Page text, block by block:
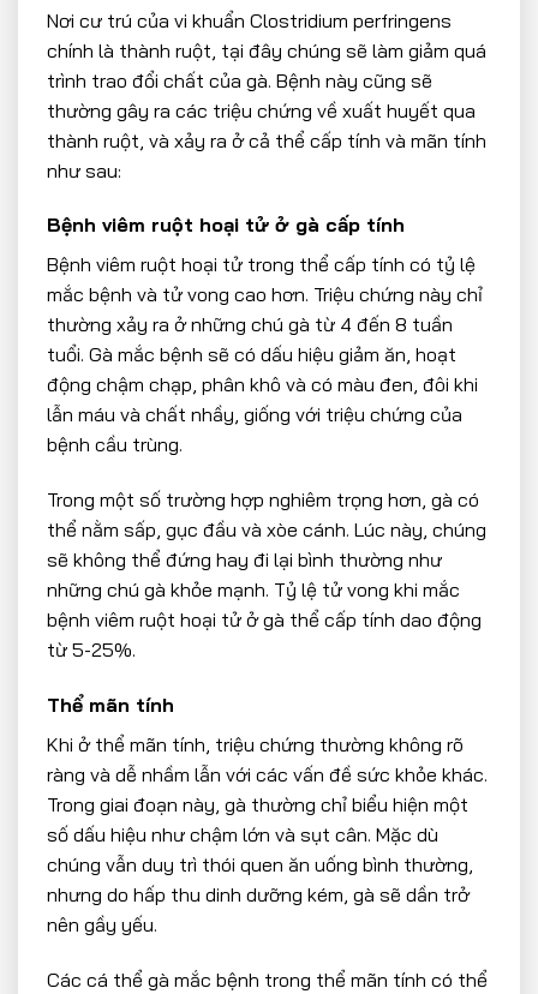
Nơi cư trú của vi khuẩn Clostridium perfringens
chính là thành ruột, tại đây chúng sẽ làm giảm quá
trình trao đổi chất của gà. Bệnh này cũng sẽ
thường gây ra các triệu chứng về xuất huyết qua
thành ruột, và xảy ra ở cả thể cấp tính và mãn tính
như sau:
Bệnh viêm ruột hoại tử ở gà cấp tính
Bệnh viêm ruột hoại tử trong thể cấp tính có tỷ lệ
mắc bệnh và tử vong cao hơn. Triệu chứng này chỉ
thường xảy ra ở những chú gà từ 4 đến 8 tuần
tuổi. Gà mắc bệnh sẽ có dấu hiệu giảm ăn, hoạt
động chậm chạp, phân khô và có màu đen, đôi khi
lẫn máu và chất nhầy, giống với triệu chứng của
bệnh cầu trùng.
Trong một số trường hợp nghiêm trọng hơn, gà có
thể nằm sấp, gục đầu và xòe cánh. Lúc này, chúng
sẽ không thể đứng hay đi lại bình thường như
những chú gà khỏe mạnh. Tỷ lệ tử vong khi mắc
bệnh viêm ruột hoại tử ở gà thể cấp tính dao động
từ 5-25%.
Thể mãn tính
Khi ở thể mãn tính, triệu chứng thường không rõ
ràng và dễ nhầm lẫn với các vấn đề sức khỏe khác.
Trong giai đoạn này, gà thường chỉ biểu hiện một
số dấu hiệu như chậm lớn và sụt cân. Mặc dù
chúng vẫn duy trì thói quen ăn uống bình thường,
nhưng do hấp thu dinh dưỡng kém, gà sẽ dần trở
nên gầy yếu.
Các cá thể gà mắc bệnh trong thể mãn tính có thể